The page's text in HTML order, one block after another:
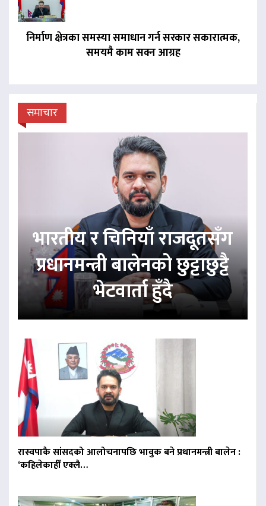
निर्माण क्षेत्रका समस्या समाधान गर्न सरकार सकारात्मक,
समयमै काम सक्न आग्रह
समाचार
भारतीय र चिनियाँ राजदूतसँग
प्रधानमन्त्री बालेनको छुट्टाछुट्टै
भेटवार्ता हुँदै
रास्वपाकै सांसदको आलोचनापछि भावुक बने प्रधानमन्त्री बालेन :
‘कहिलेकाहीँ एक्लै…